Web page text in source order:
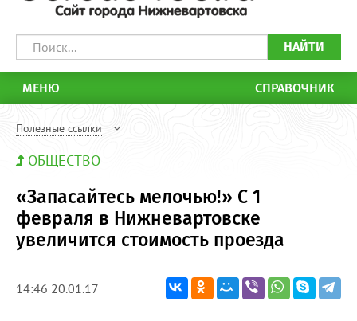
НАЙТИ
МЕНЮ СПРАВОЧНИК
Полезные ссылки
ОБЩЕСТВО
«Запасайтесь мелочью!» С 1
февраля в Нижневартовске
увеличится стоимость проезда
14:46 20.01.17